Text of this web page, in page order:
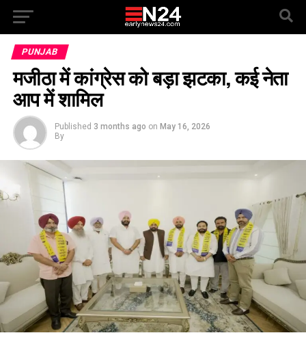
PUNJAB
मजीठा में कांग्रेस को बड़ा झटका, कई नेता
आप में शामिल
Published 3 months ago on May 16, 2026
By